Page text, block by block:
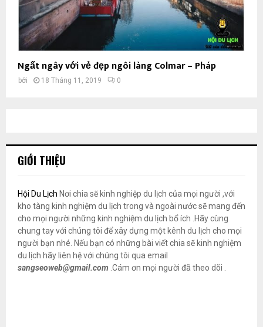
Ngất ngây với vẻ đẹp ngôi làng Colmar – Pháp
bởi 18 Tháng 11, 2019 0
GIỚI THIỆU
Hội Du Lịch Nơi chia sẽ kinh nghiệp du lịch của mọi người ,với
kho tàng kinh nghiệm du lịch trong và ngoài nước sẽ mang đến
cho mọi người những kinh nghiệm du lịch bổ ích .Hãy cùng
chung tay với chúng tôi để xây dựng một kênh du lịch cho mọi
người bạn nhé. Nếu bạn có những bài viết chia sẽ kinh nghiệm
du lịch hãy liên hệ với chúng tôi qua email
sangseoweb@gmail.com .Cám ơn mọi người đã theo dõi .